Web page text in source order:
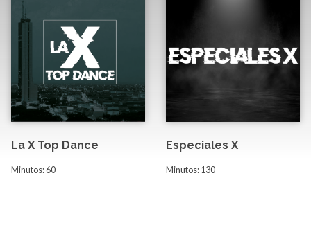
La X Top Dance
Minutos: 60
Especiales X
Minutos: 130